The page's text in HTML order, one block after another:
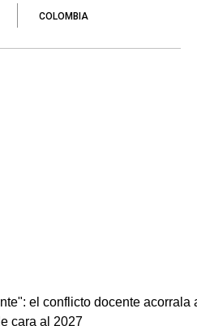
COLOMBIA